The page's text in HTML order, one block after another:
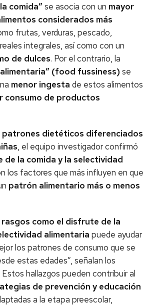
comida”se asocia con un mayor
considerados más
frutas, verduras, pescado,
integrales, así como con un
de dulces. Por el contrario, la
(food fussiness) se
menor ingesta de estos alimentos
consumo de productos
patrones dietéticos diferenciados
, el equipo investigador confirmó
de la comida y la selectividad
los factores que más influyen en que
patrón alimentario más o menos
como el disfrute de la
alimentaria puede ayudar
los patrones de consumo que se
estas edades”, señalan los
hallazgos pueden contribuir al
de prevención y educación
a la etapa preescolar,